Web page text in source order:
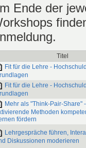
Ende der
Titel
Fit für die Lehre -
Fit für die Lehre -
Mehr als "Think-Pair-Share"
Methoden
fördern
Lehrgespräche führen,
Diskussionen moderieren